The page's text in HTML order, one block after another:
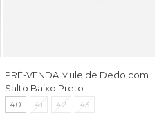
PRÉ-VENDA Mule de Dedo com
Salto Baixo Preto
40 41 42 43